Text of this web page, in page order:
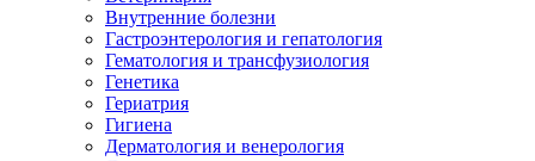
Внутренние болезни
Гастроэнтерология и гепатология
Гематология и трансфузиология
Генетика
Гериатрия
Гигиена
Дерматология и венерология